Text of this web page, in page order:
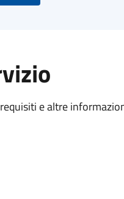
e altre